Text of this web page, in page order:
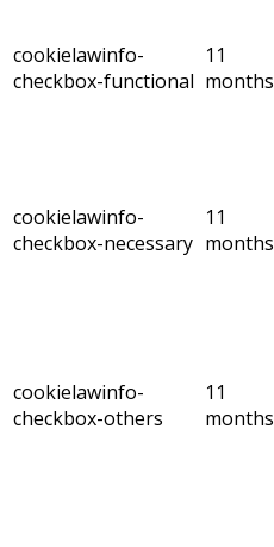
cookielawinfo-
checkbox-functional
11
months
cookielawinfo-
checkbox-necessary
11
months
cookielawinfo-
checkbox-others
11
months